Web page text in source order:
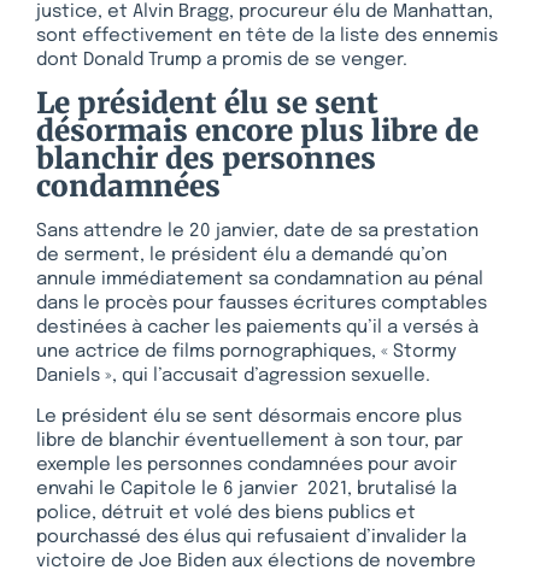
justice, et Alvin Bragg, procureur élu de Manhattan,
sont effectivement en tête de la liste des ennemis
dont Donald Trump a promis de se venger.
Le président élu se sent
désormais encore plus libre de
blanchir des personnes
condamnées
Sans attendre le 20 janvier, date de sa prestation
de serment, le président élu a demandé qu’on
annule immédiatement sa condamnation au pénal
dans le procès pour fausses écritures comptables
destinées à cacher les paiements qu’il a versés à
une actrice de films pornographiques, « Stormy
Daniels », qui l’accusait d’agression sexuelle.
Le président élu se sent désormais encore plus
libre de blanchir éventuellement à son tour, par
exemple les personnes condamnées pour avoir
envahi le Capitole le 6 janvier 2021, brutalisé la
police, détruit et volé des biens publics et
pourchassé des élus qui refusaient d’invalider la
victoire de Joe Biden aux élections de novembre